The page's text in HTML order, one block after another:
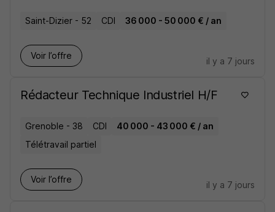
Saint-Dizier - 52 CDI 36 000 - 50 000 € / an
Voir l’offre
il y a 7 jours
Rédacteur Technique Industriel H/F
Grenoble - 38 CDI
40 000 - 43 000 € / an
Télétravail partiel
Voir l’offre
il y a 7 jours